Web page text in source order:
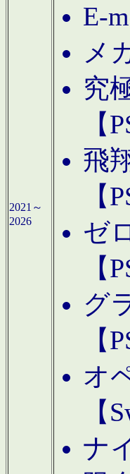
2021～
2026
E-
メ
究
【
飛
【
ゼ
【
グ
【
オ
【
ナ